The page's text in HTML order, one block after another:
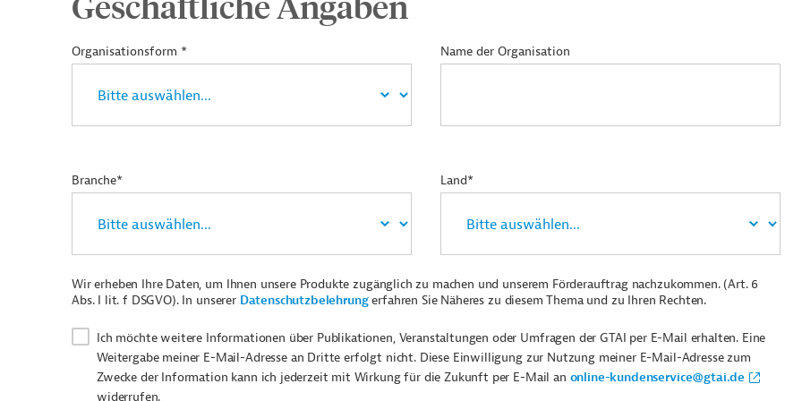
Organisationsform * Name der Organisation
Branche* Land*
Wir erheben Ihre Daten, um Ihnen unsere Produkte zugänglich zu machen und unserem Förderauftrag nachzukommen. (Art. 6
Abs. I lit. f DSGVO). In unserer Datenschutzbelehrungerfahren Sie Näheres zu diesem Thema und zu Ihren Rechten.
Ich möchte weitere Informationen über Publikationen, Veranstaltungen oder Umfragen der GTAI per E-Mail erhalten. Eine
Weitergabe meiner E-Mail-Adresse an Dritte erfolgt nicht. Diese Einwilligung zur Nutzung meiner E-Mail-Adresse zum
Zwecke der Information kann ich jederzeit mit Wirkung für die Zukunft per E-Mail an online-kundenservice@gtai.de
widerrufen.